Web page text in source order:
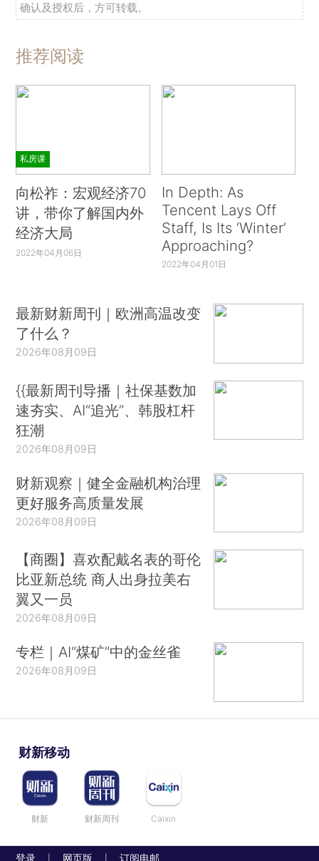
确认及授权后，方可转载。
推荐阅读
私房课
向松祚：宏观经济70
讲，带你了解国内外
经济大局
2022年04月06日
In Depth: As
Tencent Lays Off
Staff, Is Its ‘Winter’
Approaching?
2022年04月01日
最新财新周刊｜欧洲高温改变
了什么？
2026年08月09日
{{最新周刊导播｜社保基数加
速夯实、AI“追光”、韩股杠杆
狂潮
2026年08月09日
财新观察｜健全金融机构治理
更好服务高质量发展
2026年08月09日
【商圈】喜欢配戴名表的哥伦
比亚新总统 商人出身拉美右
翼又一员
2026年08月09日
专栏｜AI“煤矿”中的金丝雀
2026年08月09日
财新移动
财新 财新周刊 Caixin
登录 网页版 订阅电邮